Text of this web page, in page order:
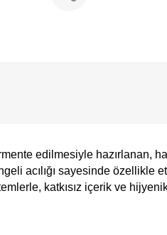
edilmesiyle hazırlanan,
acılığı sayesinde özellikle et
katkısız içerik ve